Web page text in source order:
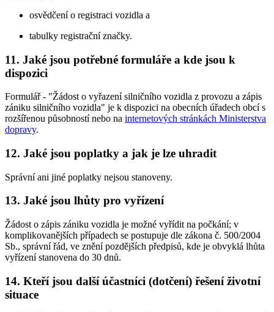
osvědčení o registraci vozidla a
tabulky registrační značky.
11. Jaké jsou potřebné formuláře a kde jsou k
dispozici
Formulář - "Žádost o vyřazení silničního vozidla z provozu a zápis
zániku silničního vozidla" je k dispozici na obecních úřadech obcí s
rozšířenou působností nebo na internetových stránkách Ministerstva
dopravy.
12. Jaké jsou poplatky a jak je lze uhradit
Správní ani jiné poplatky nejsou stanoveny.
13. Jaké jsou lhůty pro vyřízení
Žádost o zápis zániku vozidla je možné vyřídit na počkání; v
komplikovanějších případech se postupuje dle zákona č. 500/2004
Sb., správní řád, ve znění pozdějších předpisů, kde je obvyklá lhůta
vyřízení stanovena do 30 dnů.
14. Kteří jsou další účastníci (dotčení) řešení životní
situace